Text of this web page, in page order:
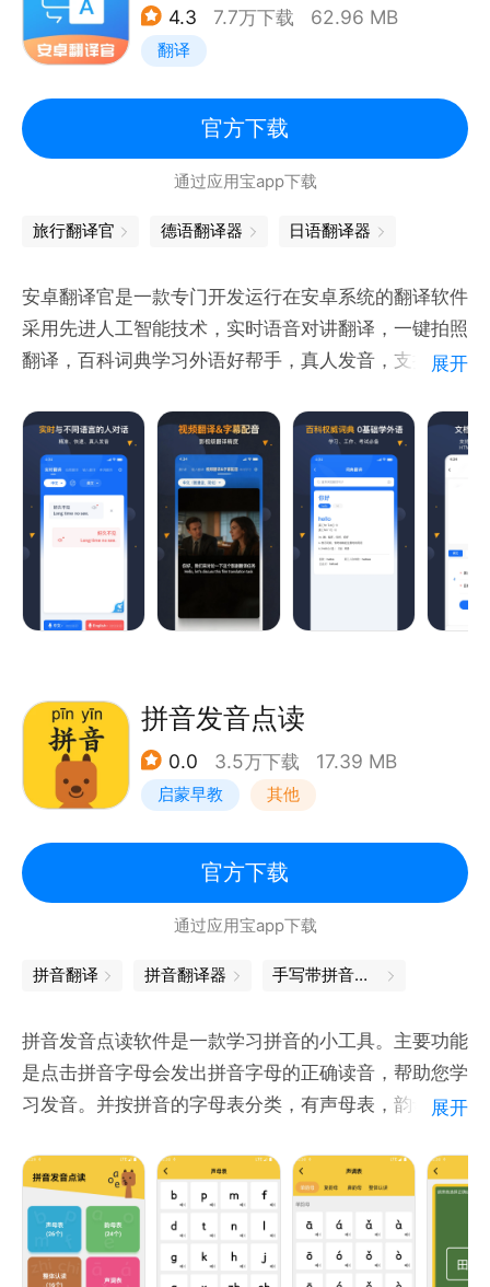
译、旅行翻译、旅游购物翻译、英语学习翻译等需求。
文本翻译：输入文本即可翻译，支持一百多种语言翻
【海淘翻译，学术翻译】海淘党海购的福音，让你不再
担心海外购，让外文网站简单易读、移动的在线免税店
翻译、进口产品的说明书也能随时看懂；专为大学学术
研究打造的论文翻译app，国际学校老师在线翻译文
权威的名家翻译。
4.3 7.7万下载 62.96 MB
翻译
官方下载
通过应用宝app下载
旅行翻译官 德语翻译器 日语翻译器
安卓翻译官是一款专门开发运行在安卓系统的翻译软件
采用先进人工智能技术，实时语音对讲翻译，一键拍照
翻译，百科词典学习外语好帮手，真人发音，支持100
----------------------------------
* 【实时语音翻译】 | 无需打字，对着说话，快速识别
并翻译，与外国人无障碍沟通交流
* 【视频翻译 】| 视频全自动翻译，添加双语字幕，影
* 【拍照翻译 】| 对准有外文的任何书籍或物体，一键
拍照翻译，结果实时实景呈现，所见即所得，翻译路
牌、菜单、书籍、作业更省心；
翻译。并支持词典，您学习工作的得力帮手
* 【录音转换文字】|边录音边转文字，能满足各类工
作生活中的语音转写、语音备忘录、文字提取
* 【文档文件翻译】|整页翻译本地
word/pdf/ppt/txt/excel等类型的文件，也可支持以上
文件类型在线网页翻译
* 【英汉词典 | 英语学习必备权威词典翻译。
* 【单词提取 】| 无论中文还是外语，您可以提取单个
单词并认识TA。语法读音释义一应俱全
展开
拼音发音点读
0.0 3.5万下载 17.39 MB
启蒙早教 其他
官方下载
通过应用宝app下载
拼音翻译 拼音翻译器 手写带拼音输入法
拼音发音点读软件是一款学习拼音的小工具。主要功能
是点击拼音字母会发出拼音字母的正确读音，帮助您学
习发音。并按拼音的字母表分类，有声母表，韵母表，
音需要拼读的字母声调。我们还开了拼音识字，拼音识
词语，识字填拼音等一系列练习，并配合错题本，让您
更好的掌握拼音。希望对您的学习有帮助！
展开